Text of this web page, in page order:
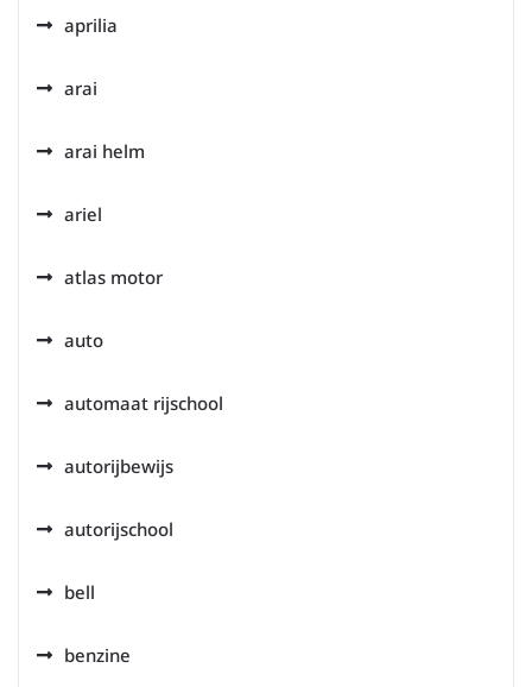
aprilia
arai
arai helm
ariel
atlas motor
auto
automaat rijschool
autorijbewijs
autorijschool
bell
benzine